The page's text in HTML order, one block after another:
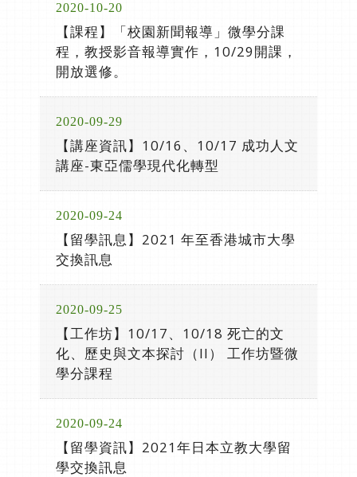
2020-10-20
【課程】「校園新聞報導」微學分課
程，教授影音報導實作，10/29開課，
開放選修。
2020-09-29
【講座資訊】10/16、10/17 成功人文
講座-東亞儒學現代化轉型
2020-09-24
【留學訊息】2021 年至香港城市大學
交換訊息
2020-09-25
【工作坊】10/17、10/18 死亡的文
化、歷史與文本探討（II） 工作坊暨微
學分課程
2020-09-24
【留學資訊】2021年日本立教大學留
學交換訊息